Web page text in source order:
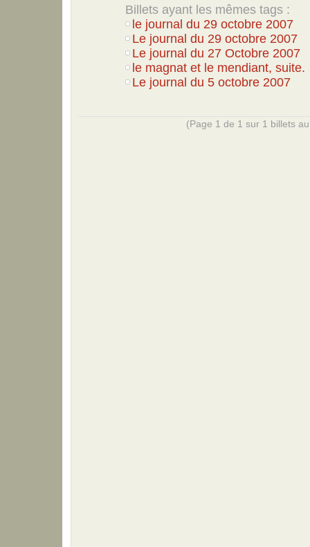
Billets ayant les mêmes tags :
le journal du 29 octobre 2007
Le journal du 29 octobre 2007
Le journal du 27 Octobre 2007
le magnat et le mendiant, suite.
Le journal du 5 octobre 2007
(Page 1 de 1 sur 1 billets